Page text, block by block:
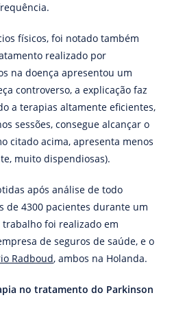
físicos, foi notado também
realizado por
na doença apresentou um
controverso, a explicação faz
a terapias altamente eficientes,
sessões, consegue alcançar o
citado acima, apresenta menos
muito dispendiosas).
após análise de todo
de 4300 pacientes durante um
foi realizado em
de seguros de saúde, e o
Radboud, ambos na Holanda.
no tratamento do Parkinson